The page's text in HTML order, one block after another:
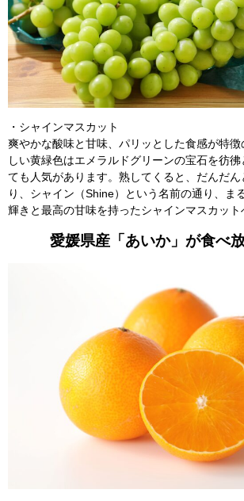
・シャインマスカット
爽やかな酸味と甘味、パリッとした食感が特
しい黄緑色はエメラルドグリーンの宝石を彷
ても人気があります。熟してくると、だんだ
り、シャイン（Shine）という名前の通り、ま
輝きと最高の甘味を持ったシャインマスカット
愛媛県産「あいか」が食べ